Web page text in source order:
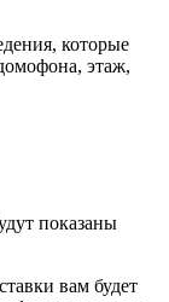
которые
этаж,
показаны
вам будет